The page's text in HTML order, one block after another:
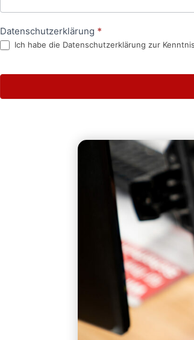
Datenschutzerklärung *
Ich habe die Datenschutzerklärung zur